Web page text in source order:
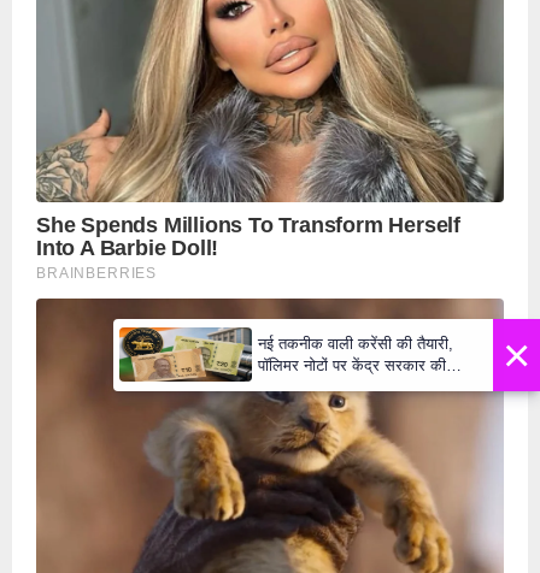
×
नई तकनीक वाली करेंसी की तैयारी,
पॉलिमर नोटों पर केंद्र सरकार की
₹10 और ₹20 के नोट - Daily Lok
Manch PM Modi U